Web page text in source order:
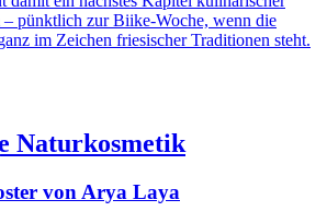
pünktlich zur Biike-Woche, wenn die
im Zeichen friesischer Traditionen steht.
Naturkosmetik
von Arya Laya